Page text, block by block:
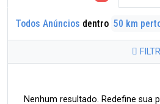
Todos Anúncios dentro 50 km
Nenhum resultado. Redefine sua